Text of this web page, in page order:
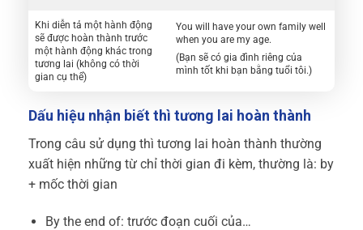
Khi diễn tả một hành động
sẽ được hoàn thành trước
một hành động khác trong
tương lai (không có thời
gian cụ thể)
You will have your own family well
when you are my age.
(Bạn sẽ có gia đình riêng của
mình tốt khi bạn bằng tuổi tôi.)
Dấu hiệu nhận biết thì tương lai hoàn thành
Trong câu sử dụng thì tương lai hoàn thành thường
xuất hiện những từ chỉ thời gian đi kèm, thường là: by
+ mốc thời gian
By the end of: trước đoạn cuối của…